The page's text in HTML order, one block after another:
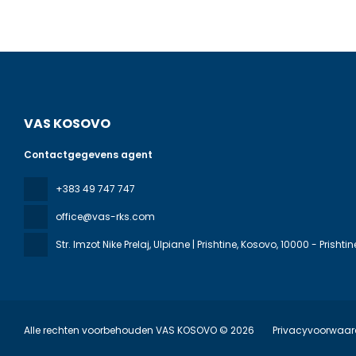
VAS KOSOVO
Contactgegevens agent
+383 49 747 747
office@vas-rks.com
Str. Imzot Nike Prelaj, Ulpiane | Prishtine, Kosovo, 10000 -
Alle rechten voorbehouden VAS KOSOVO © 2026